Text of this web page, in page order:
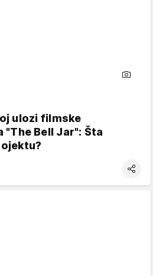
ulozi filmske
Bell Jar": Šta